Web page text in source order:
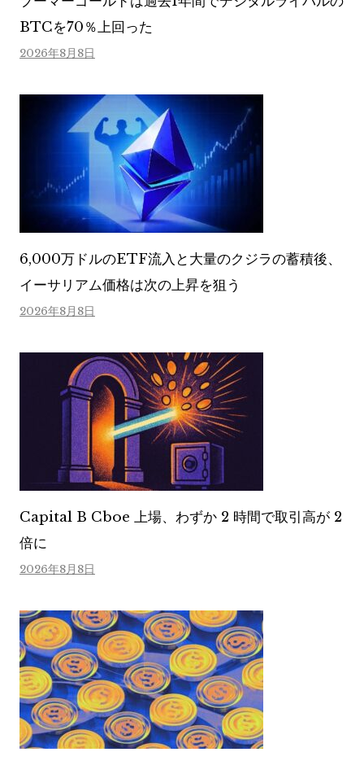
BTCを70％上回った
2026年8月8日
6,000万ドルのETF流入と大量のクジラの蓄積後、
イーサリアム価格は次の上昇を狙う
2026年8月8日
Capital B Cboe 上場、わずか 2 時間で取引高が 2
倍に
2026年8月8日